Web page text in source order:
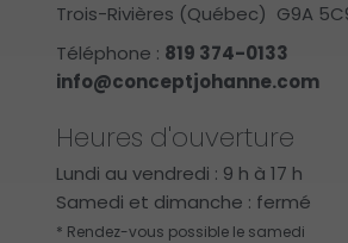
Trois-Rivières (Québec) G9A
Téléphone : 819 374-0133
info@conceptjohanne.com
Heures d'ouverture
Lundi au vendredi : 9 h à 17 h
Samedi et dimanche : fermé
* Rendez-vous possible le samedi